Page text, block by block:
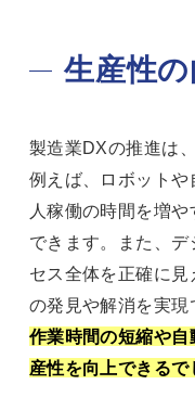
生産性
製造業DXの推進は
例えば、ロボット
人稼働の時間を増
できます。また、
セス全体を正確に
の発見や解消を実現
作業時間の短縮や
産性を向上できるで